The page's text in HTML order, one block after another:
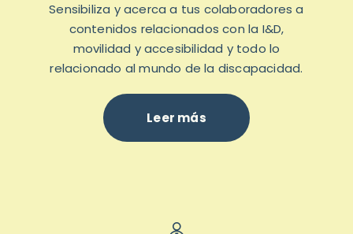
Sensibiliza y acerca a tus colaboradores a
contenidos relacionados con la I&D,
movilidad y accesibilidad y todo lo
relacionado al mundo de la discapacidad.
Leer más